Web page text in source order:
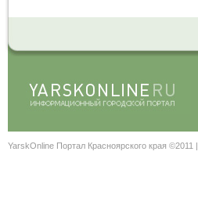
YarskOnline Портал Красноярского края ©2011 |